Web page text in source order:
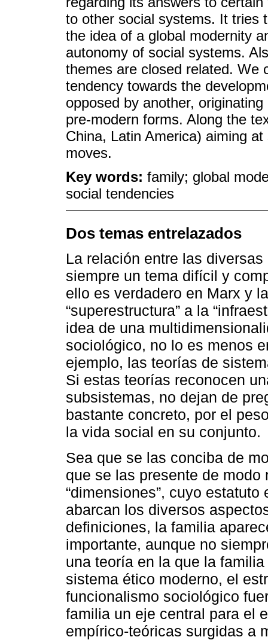
to other social systems. It tries
the idea of a global modernity
autonomy of social systems.
themes are closed related. We
tendency towards the
opposed by another,
pre-modern forms. Along the
China, Latin America) aiming
moves.
Key words: family; global
social tendencies
Dos temas entrelazados
La relación entre las
siempre un tema difícil y
ello es verdadero en Marx y
“superestructura” a la
idea de una
sociológico, no lo es menos
ejemplo, las teorías de
Si estas teorías reconocen
subsistemas, no dejan de
bastante concreto, por el
la vida social en su conjunto.
Sea que se las conciba de
que se las presente de
“dimensiones”, cuyo
abarcan los diversos
definiciones, la familia
importante, aunque no
una teoría en la que la
sistema ético moderno, el
funcionalismo sociológico
familia un eje central para el
empírico-teóricas surgidas a